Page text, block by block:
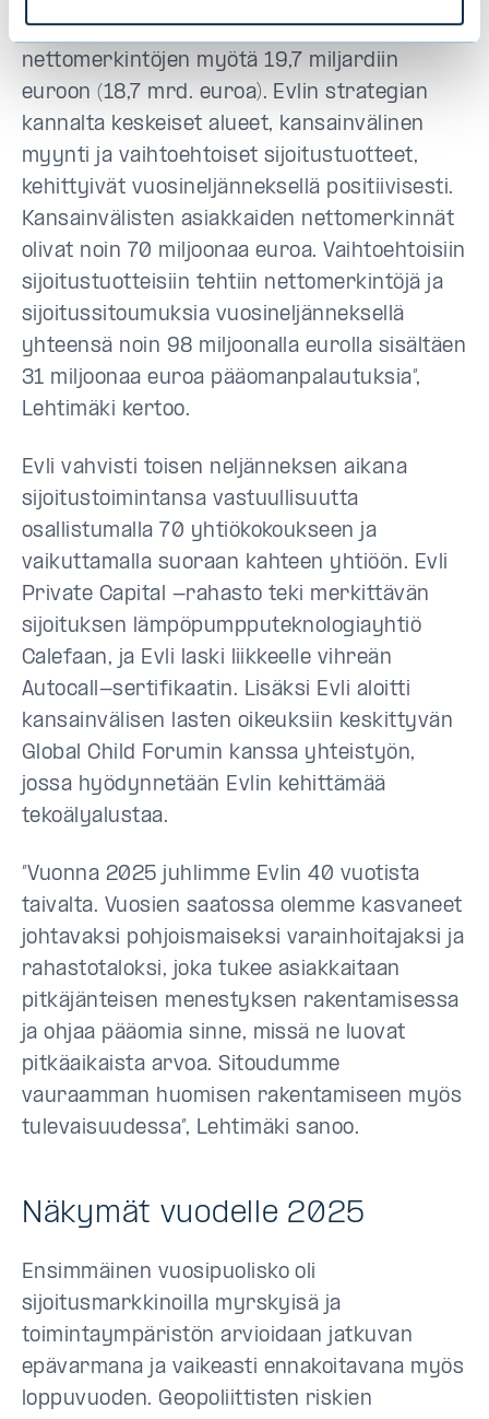
positiivisen markkinakehityksen ja
nettomerkintöjen myötä 19,7 miljardiin
euroon (18,7 mrd. euroa). Evlin strategian
kannalta keskeiset alueet, kansainvälinen
myynti ja vaihtoehtoiset sijoitustuotteet,
kehittyivät vuosineljänneksellä positiivisesti.
Kansainvälisten asiakkaiden nettomerkinnät
olivat noin 70 miljoonaa euroa. Vaihtoehtoisiin
sijoitustuotteisiin tehtiin nettomerkintöjä ja
sijoitussitoumuksia vuosineljänneksellä
yhteensä noin 98 miljoonalla eurolla sisältäen
31 miljoonaa euroa pääomanpalautuksia”,
Lehtimäki kertoo.
Evli vahvisti toisen neljänneksen aikana
sijoitustoimintansa vastuullisuutta
osallistumalla 70 yhtiökokoukseen ja
vaikuttamalla suoraan kahteen yhtiöön. Evli
Private Capital -rahasto teki merkittävän
sijoituksen lämpöpumpputeknologiayhtiö
Calefaan, ja Evli laski liikkeelle vihreän
Autocall-sertifikaatin. Lisäksi Evli aloitti
kansainvälisen lasten oikeuksiin keskittyvän
Global Child Forumin kanssa yhteistyön,
jossa hyödynnetään Evlin kehittämää
tekoälyalustaa.
”Vuonna 2025 juhlimme Evlin 40 vuotista
taivalta. Vuosien saatossa olemme kasvaneet
johtavaksi pohjoismaiseksi varainhoitajaksi ja
rahastotaloksi, joka tukee asiakkaitaan
pitkäjänteisen menestyksen rakentamisessa
ja ohjaa pääomia sinne, missä ne luovat
pitkäaikaista arvoa. Sitoudumme
vauraamman huomisen rakentamiseen myös
tulevaisuudessa”, Lehtimäki sanoo.
Näkymät vuodelle 2025
Ensimmäinen vuosipuolisko oli
sijoitusmarkkinoilla myrskyisä ja
toimintaympäristön arvioidaan jatkuvan
epävarmana ja vaikeasti ennakoitavana myös
loppuvuoden. Geopoliittisten riskien